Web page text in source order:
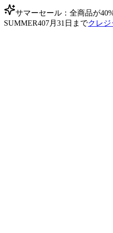
サマーセール：全商品が
SUMMER407月31日までクレジ